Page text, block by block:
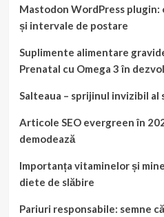
Mastodon WordPress
și intervale de postare
Suplimente alimentare
Prenatal cu Omega 3 în
Salteaua – sprijinul invizibil
Articole SEO evergreen în
demodează
Importanța vitaminelor și
diete de slăbire
Pariuri responsabile: semne